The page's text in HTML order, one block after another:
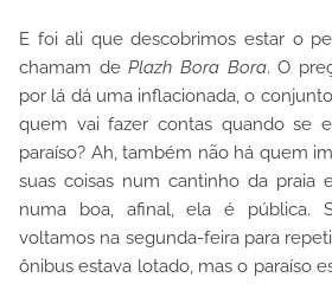
E foi ali que descobrimos estar o
chamam dePlazh Bora Bora. O
por lá dá uma inflacionada, o
quem vai fazer contas quando se
paraíso? Ah, também não há quem
suas coisas num cantinho da praia
numa boa, afinal, ela é pública.
voltamos na segunda-feira para
ônibus estava lotado, mas o paraíso